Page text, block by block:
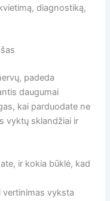
diagnostiką,
padeda
daugumai
kai parduodate ne
vyktų sklandžiai ir
ir kokia būklė, kad
vertinimas vyksta